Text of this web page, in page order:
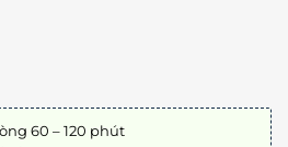
60 – 120 phút